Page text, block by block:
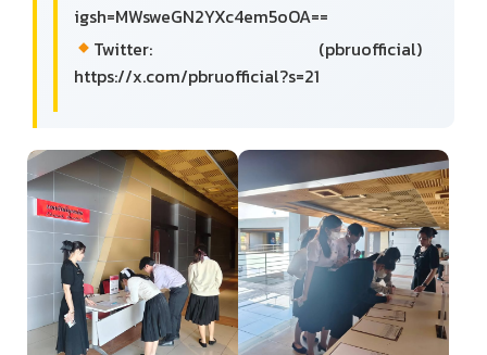
igsh=MWsweGN2YXc4em5oOA==
Twitter: (pbruofficial)
https://x.com/pbruofficial?s=21